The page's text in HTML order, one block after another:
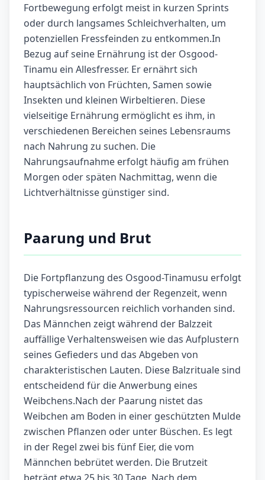
Fortbewegung erfolgt meist in kurzen Sprints
oder durch langsames Schleichverhalten, um
potenziellen Fressfeinden zu entkommen.In
Bezug auf seine Ernährung ist der Osgood-
Tinamu ein Allesfresser. Er ernährt sich
hauptsächlich von Früchten, Samen sowie
Insekten und kleinen Wirbeltieren. Diese
vielseitige Ernährung ermöglicht es ihm, in
verschiedenen Bereichen seines Lebensraums
nach Nahrung zu suchen. Die
Nahrungsaufnahme erfolgt häufig am frühen
Morgen oder späten Nachmittag, wenn die
Lichtverhältnisse günstiger sind.
Paarung und Brut
Die Fortpflanzung des Osgood-Tinamusu erfolgt
typischerweise während der Regenzeit, wenn
Nahrungsressourcen reichlich vorhanden sind.
Das Männchen zeigt während der Balzzeit
auffällige Verhaltensweisen wie das Aufplustern
seines Gefieders und das Abgeben von
charakteristischen Lauten. Diese Balzrituale sind
entscheidend für die Anwerbung eines
Weibchens.Nach der Paarung nistet das
Weibchen am Boden in einer geschützten Mulde
zwischen Pflanzen oder unter Büschen. Es legt
in der Regel zwei bis fünf Eier, die vom
Männchen bebrütet werden. Die Brutzeit